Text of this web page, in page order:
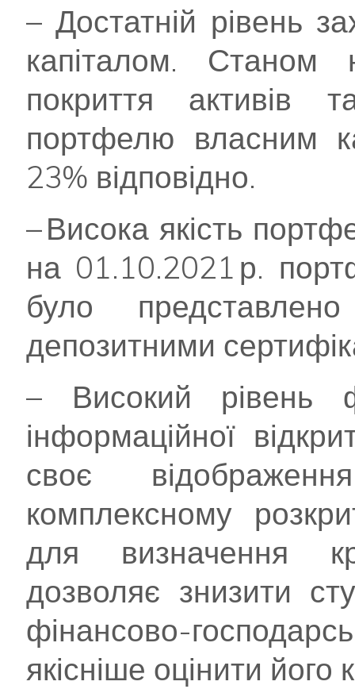
– Достатній рівень
капіталом.
покриття активів
портфелю власним
23% відповідно.
– Висока якість
на 01.10.2021 р.
було
депозитними
– Високий рівень
інформаційної
своє
комплексному
для визначення
дозволяє знизити
фінансово-
якісніше оцінити